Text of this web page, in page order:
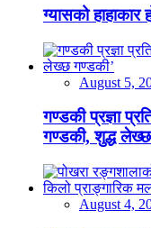
ग्यासको
August 5,
गण्डकी प्रज्ञा
गण्डकी, शुद्ध
August 4,